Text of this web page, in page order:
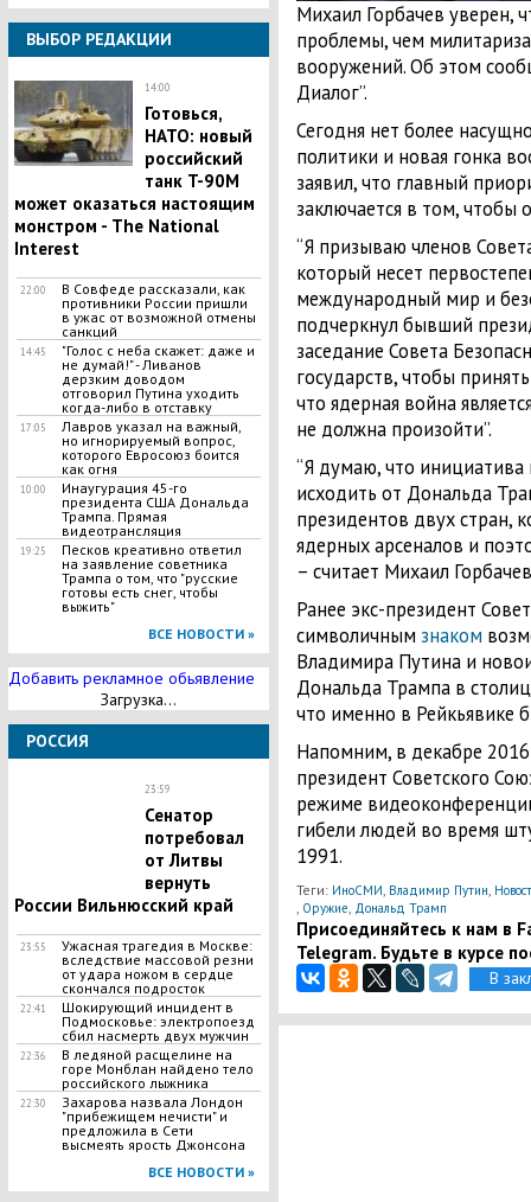
ВЫБОР РЕДАКЦИИ
14:00
Готовься,
НАТО: новый
российский
танк T-90M
может оказаться настоящим
монстром - The National
Interest
22:00
В Совфеде рассказали, как
противники России пришли
в ужас от возможной отмены
санкций
14:45
"Голос с неба скажет: даже и
не думай!" - Ливанов
дерзким доводом
отговорил Путина уходить
когда-либо в отставку
17:05
Лавров указал на важный,
но игнорируемый вопрос,
которого Евросоюз боится
как огня
10:00
Инаугурация 45-го
президента США Дональда
Трампа. Прямая
видеотрансляция
19:25
Песков креативно ответил
на заявление советника
Трампа о том, что "русские
готовы есть снег, чтобы
выжить"
ВСЕ НОВОСТИ »
Добавить рекламное обьявление
Загрузка...
РОССИЯ
23:59
Сенатор
потребовал
от Литвы
вернуть
России Вильнюсский край
23:55
​Ужасная трагедия в Москве:
вследствие массовой резни
от удара ножом в сердце
скончался подросток
22:41
​Шокирующий инцидент в
Подмосковье: электропоезд
сбил насмерть двух мужчин
22:36
В ледяной расщелине на
горе Монблан найдено тело
российского лыжника
22:30
Захарова назвала Лондон
"прибежищем нечисти" и
предложила в Сети
высмеять ярость Джонсона
ВСЕ НОВОСТИ »
Михаил Горбачев уверен,
проблемы, чем
вооружений. Об этом
Диалог”.
Сегодня нет более
политики и новая гонка
заявил, что главный
заключается в том, чтобы
“Я призываю членов
который несет
международный мир и
подчеркнул бывший
заседание Совета
государств, чтобы
что ядерная война
не должна произойти”.
“Я думаю, что
исходить от Дональда
президентов двух стран,
ядерных арсеналов и
– считает Михаил
Ранее экс-президент
символичным знаком
Владимира Путина и
Дональда Трампа в
что именно в Рейкьявике
Напомним, в декабре
президент Советского
режиме
гибели людей во время
1991.
Теги: ИноСМИ, Владимир Путин,
, Оружие, Дональд Трамп
Присоединяйтесь к нам в
Telegram. Будьте в курсе
В